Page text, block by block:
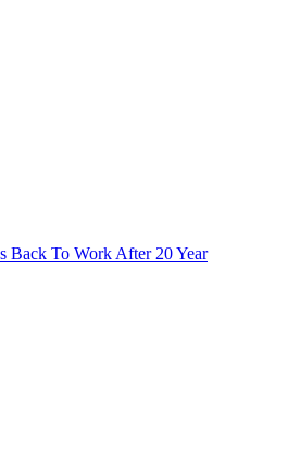
Back To Work After 20 Year